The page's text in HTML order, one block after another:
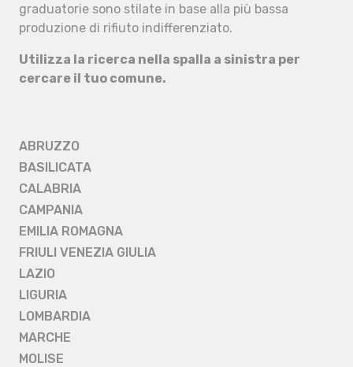
graduatorie sono stilate in base alla più bassa
produzione di rifiuto indifferenziato.
Utilizza la ricerca nella spalla a sinistra per
cercare il tuo comune.
ABRUZZO
BASILICATA
CALABRIA
CAMPANIA
EMILIA ROMAGNA
FRIULI VENEZIA GIULIA
LAZIO
LIGURIA
LOMBARDIA
MARCHE
MOLISE